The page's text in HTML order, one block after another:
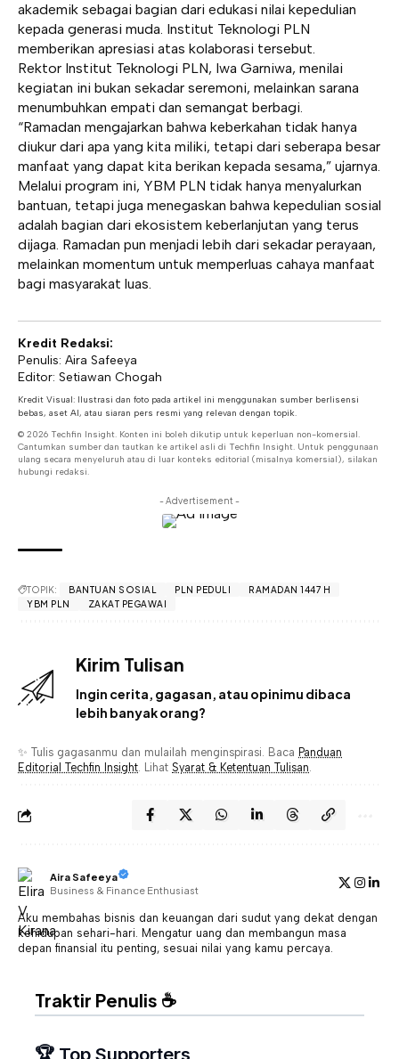
akademik sebagai bagian dari edukasi nilai kepedulian
kepada generasi muda. Institut Teknologi PLN
memberikan apresiasi atas kolaborasi tersebut.
Rektor Institut Teknologi PLN, Iwa Garniwa, menilai
kegiatan ini bukan sekadar seremoni, melainkan sarana
menumbuhkan empati dan semangat berbagi.
“Ramadan mengajarkan bahwa keberkahan tidak hanya
diukur dari apa yang kita miliki, tetapi dari seberapa besar
manfaat yang dapat kita berikan kepada sesama,” ujarnya.
Melalui program ini, YBM PLN tidak hanya menyalurkan
bantuan, tetapi juga menegaskan bahwa kepedulian sosial
adalah bagian dari ekosistem keberlanjutan yang terus
dijaga. Ramadan pun menjadi lebih dari sekadar perayaan,
melainkan momentum untuk memperluas cahaya manfaat
bagi masyarakat luas.
Kredit Redaksi:
Penulis: Aira Safeeya
Editor: Setiawan Chogah
Kredit Visual: Ilustrasi dan foto pada artikel ini menggunakan sumber berlisensi
bebas, aset AI, atau siaran pers resmi yang relevan dengan topik.
© 2026 Techfin Insight. Konten ini boleh dikutip untuk keperluan non-komersial.
Cantumkan sumber dan tautkan ke artikel asli di Techfin Insight. Untuk penggunaan
ulang secara menyeluruh atau di luar konteks editorial (misalnya komersial), silakan
hubungi redaksi.
- Advertisement -
TOPIK: BANTUAN SOSIAL PLN PEDULI
RAMADAN 1447 H
YBM PLN
ZAKAT PEGAWAI
Kirim Tulisan
Ingin cerita, gagasan, atau opinimu dibaca
lebih banyak orang?
✨ Tulis gagasanmu dan mulailah menginspirasi. Baca Panduan
Editorial Techfin Insight. Lihat Syarat & Ketentuan Tulisan.
Aira Safeeya
Business & Finance Enthusiast
Aku membahas bisnis dan keuangan dari sudut yang dekat dengan
kehidupan sehari-hari. Mengatur uang dan membangun masa
depan finansial itu penting, sesuai nilai yang kamu percaya.
Traktir Penulis ☕
🏆 Top Supporters